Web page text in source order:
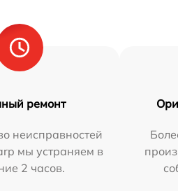
ремонт
неисправностей
мы устраняем в
2 часов.